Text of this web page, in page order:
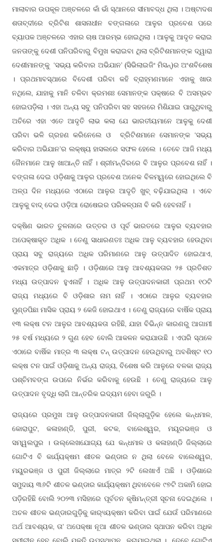
ମାଲାବାର ଉପକୂଳ ଅଞ୍ଚଳରେ କାଁ ଭାଁ ସ୍ଥାନରେ ସୀମାବଦ୍ଧ ଥିଲା । ଅଷ୍ଟାଦଶ
ଶତାବ୍ଦୀରେ ବ୍ରିଟିଶ ଶାସନାଧୀନ ବଙ୍ଗଳାରେ ଆଳୁର ପ୍ରବେଶ ପରେ
ବ୍ୟାପକ ଅଞ୍ଚଳରେ ଏହାର ଚାଷ ଆରମ୍ଭ ହୋଇଥିଲା । ଆଳୁକୁ ଆଦୃତ କରାଇ
ଜନତାଙ୍କୁ ଦେଶୀ ପନିପରିବାରୁ ବିମୁଖ କରାଇବା ଥିଲା ବ୍ରିଟିଶମାନଙ୍କ ଦ୍ୱାରା
ଦେଶୀମାନଙ୍କୁ ‘ସଭ୍ୟ କରିବାର ଅଭିଯାନ’ (ସିଭିଲାଇଜିଂ ମିସନ୍)ର ଅଂଶବିଶେଷ
। ପ୍ରଥମାବସ୍ଥାରେ ବିଦେଶୀ ପରିବା କହି ବ୍ରାହ୍ମଣମାନେ ଏହାକୁ ଖାଉ
ନଥିଲେ, ଯାହାକୁ ମାନି ଚଳିବା କ୍ରମଶଃ ସେମାନଙ୍କ ପକ୍ଷରେ ବି ଅସମ୍ଭବ
ହୋଇପଡ଼ିଲା । ଏହା ଅନ୍ୟ ସବୁ ପନିପରିବା ସହ ସହଜରେ ମିଶିଯାଇ ପାରୁଥିବାରୁ
ଅଚିରେ ଏହା ଏତେ ଆଦୃତି ଲାଭ କଲା ଯେ ଭାରତୀୟମାନେ ଆଳୁକୁ ଦେଶୀ
ପରିବା ଭଳି ଗ୍ରହଣ କରିନେଲେ ଓ ବ୍ରିଟିଶମାନେ ସେମାନଙ୍କ ‘ସଭ୍ୟ
କରିବାର ଅଭିଯାନ’ର ଲକ୍ଷ୍ୟ ହାସଲରେ ସଫଳ ହେଲେ । ତେବେ ଆଜି ମଧ୍ୟ
ଜୈନମାନେ ଆଳୁ ଖାଆନ୍ତି ନାହିଁ । ଶ୍ରୀମନ୍ଦିରରେ ବି ଆଳୁର ପ୍ରବେଶ ନାହିଁ ।
ବଙ୍ଗଳା ଦେଇ ଓଡ଼ିଶାକୁ ଆଳୁର ପ୍ରବେଶ ଅନେକ ବିଳମ୍ୱରେ ହୋଇଥିଲେ ବି
ଅଳ୍ପ ଦିନ ମଧ୍ୟରେ ଏଠାରେ ଆଳୁର ଆଦୃତି ଖୁବ୍ ବଢ଼ିଯାଇଥିଲା । ଏବେ
ଆଳୁକୁ ବାଦ୍ ଦେଇ ଓଡ଼ିଆ ରୋଷେଇର ପରିକଳ୍ପନା ବି କରି ହେବନାହିଁ ।
ଦକ୍ଷିଣ ଭାରତ ତୁଳନାରେ ଉତ୍ତର ଓ ପୂର୍ବ ଭାରତରେ ଆଳୁର ବ୍ୟବହାର
ଅପେକ୍ଷାକୃତ ଅଧିକ । ତେଣୁ ସାଧାରଣତଃ ଅଧିକ ଆଳୁ ବ୍ୟବହାର ହେଉଥିବା
ପ୍ରାୟ ସବୁ ରାଜ୍ୟରେ ଅଧିକ ପରିମାଣରେ ଆଳୁ ଉତ୍ପାଦିତ ହୋଇଥାଏ,
ଏକମାତ୍ର ଓଡ଼ିଶାକୁ ଛାଡ଼ି । ଓଡ଼ିଶାରେ ଆଳୁ ଆବଶ୍ୟକତାର ୨୫ ପ୍ରତିଶତ
ମଧ୍ୟ ଉତ୍ପାଦନ ହୁଏନାହିଁ । ଅଧିକ ଆଳୁ ଉତ୍ପାଦନକାରୀ ପ୍ରଥମ ୧୦ଟି
ରାଜ୍ୟ ମଧ୍ୟରେ ବି ଓଡ଼ିଶାର ନାମ ନାହିଁ । ଏଠାରେ ଆଳୁର ବ୍ୟବହାର
ମୁଣ୍ଡପିଛା ମାସିକ ପ୍ରାୟ ୨ କେଜି ହୋଇଥାଏ । ତେଣୁ ରାଜ୍ୟରେ ବାର୍ଷିକ ପ୍ରାୟ
୧୩ ଲକ୍ଷ ଟନ ଆଳୁର ଆବଶ୍ୟକତା ରହିଛି, ଯାହା ବିଭିନ୍ନ କାରଣରୁ ଆଗାମୀ
୨୫ ବର୍ଷ ମଧ୍ୟରେ ୨ ଗୁଣ ହେବ ବୋଲି ଆକଳନ କରାଯାଉଛି । ଏପରି ସ୍ଥଳେ
ଏଠାରେ ବାର୍ଷିକ ମାତ୍ର ୩ ଲକ୍ଷ ଟନ୍ ଉତ୍ପାଦନ ହେଉଥିବାରୁ ଅବଶିଷ୍ଟ ୧୦
ଲକ୍ଷ ଟନ ପାଇଁ ଓଡ଼ିଶାକୁ ଅନ୍ୟ ରାଜ୍ୟ, ବିଶେଷ କରି ଆଳୁରେ ବଳକା ରାଜ୍ୟ
ପଶ୍ଚିମବଙ୍ଗ ଉପରେ ନିର୍ଭର କରିବାକୁ ହେଉଛି । ତେଣୁ ରାଜ୍ୟରେ ଆଳୁ
ଉତ୍ପାଦନ ବୃଦ୍ଧି ଲାଗି ଆନ୍ତରିକ ଇଦ୍ୟମ ହେବା ଜରୁରି ।
ରାଜ୍ୟରେ ପ୍ରମୁଖ ଆଳୁ ଉତ୍ପାଦନକାରୀ ଜିଲ୍ଲାଗୁଡ଼ିକ ହେଲେ କନ୍ଧମାଳ,
କୋରାପୁଟ, କଳାହାଣ୍ଡି, ପୁରୀ, କଟକ, ବାଲେଶ୍ୱର, ମୟୂରଭଞ୍ଜ ଓ
ସମ୍ୱଲପୁର । ଉଲ୍ଲେଖଯୋଗ୍ୟ ଯେ କନ୍ଧମାଳ ଓ କଳାହାଣ୍ଡି ଜିଲ୍ଲାରେ
ଗୋଟିଏ ବି କାର୍ଯ୍ୟକ୍ଷମ ଶୀତଳ ଭଣ୍ଡାର ନ ଥିଲା ବେଳେ ବାଲେଶ୍ୱର,
ମୟୁରଭଞ୍ଜ ଓ ପୁରୀ ଜିଲ୍ଲାରେ ମାତ୍ର ୨ଟି ଲେଖାଏଁ ଅଛି । ଓଡ଼ିଶାରେ
ସମୁଦାୟ ୩୬ଟି ଶୀତଳ ଭଣ୍ଡାର କାର୍ଯ୍ୟକ୍ଷମ ଥିବାବେଳେ ୯୭ଟି ଅକାମି ହୋଇ
ପଡ଼ିରହିଛି ବୋଲି ୨୦୨୩ ମସିହାରେ ପୂର୍ବତନ କୃଷିମନ୍ତ୍ରୀ ସୂଚନା ଦେଇଥିଲେ ।
ଅଚଳ ଶୀତଳ ଭଣ୍ଡାରଗୁଡ଼ିକୁ କାର‌୍ୟ୍ୟକ୍ଷମ କରିବା ପାଇଁ ଯେଉଁ ପରିମାଣରେ
ଅର୍ଥ ଆବଶ୍ୟକ, ତା’ ଅପେକ୍ଷା ନୂଆ ଶୀତଳ ଭଣ୍ଡାର ସ୍ଥାପନ କରିବା ଅଧିକ